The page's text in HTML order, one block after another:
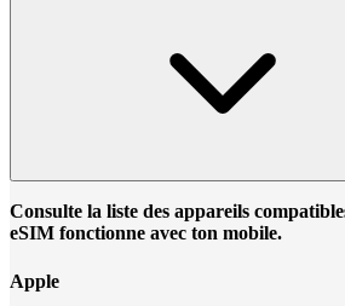
Consulte la liste des appareils
eSIM fonctionne avec ton mobile.
Apple